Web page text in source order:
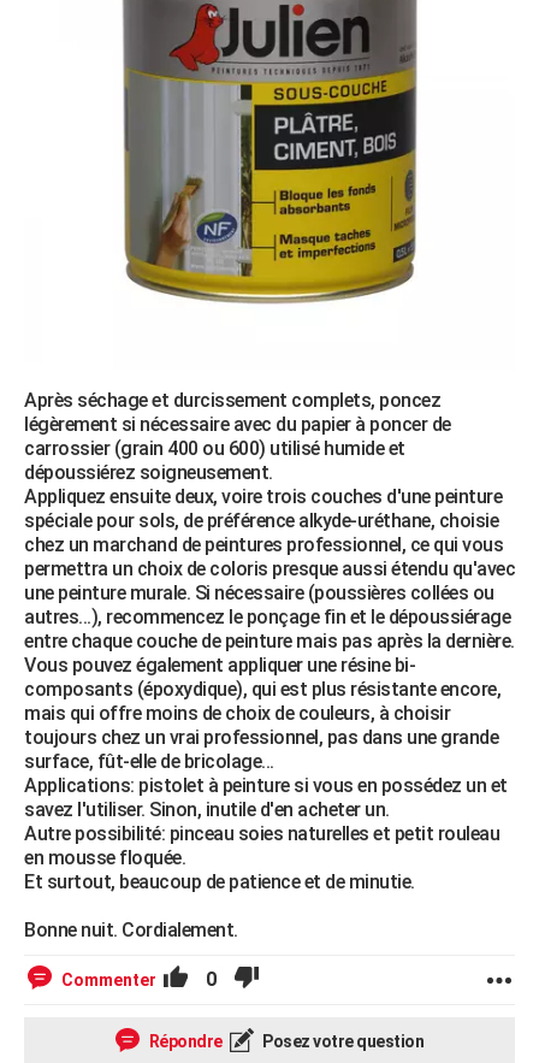
Après séchage et durcissement complets, poncez
légèrement si nécessaire avec du papier à poncer de
carrossier (grain 400 ou 600) utilisé humide et
dépoussiérez soigneusement.
Appliquez ensuite deux, voire trois couches d'une peinture
spéciale pour sols, de préférence alkyde-uréthane, choisie
chez un marchand de peintures professionnel, ce qui vous
permettra un choix de coloris presque aussi étendu qu'avec
une peinture murale. Si nécessaire (poussières collées ou
autres...), recommencez le ponçage fin et le dépoussiérage
entre chaque couche de peinture mais pas après la dernière.
Vous pouvez également appliquer une résine bi-
composants (époxydique), qui est plus résistante encore,
mais qui offre moins de choix de couleurs, à choisir
toujours chez un vrai professionnel, pas dans une grande
surface, fût-elle de bricolage...
Applications: pistolet à peinture si vous en possédez un et
savez l'utiliser. Sinon, inutile d'en acheter un.
Autre possibilité: pinceau soies naturelles et petit rouleau
en mousse floquée.
Et surtout, beaucoup de patience et de minutie.
Bonne nuit. Cordialement.
Commenter 0
Répondre Posez votre question